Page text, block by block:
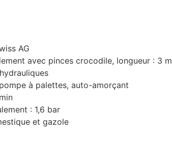
AG
avec pinces crocodile, longueur : 3 m
à palettes, auto-amorçant
: 1,6 bar
et gazole